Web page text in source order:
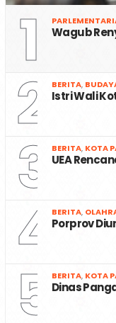
1 Wagub
2 BERITA,
Istri Wali
3 BERITA, KOTA
UEA
4 BERITA,
Porprov
5 BERITA, KOTA
Dinas